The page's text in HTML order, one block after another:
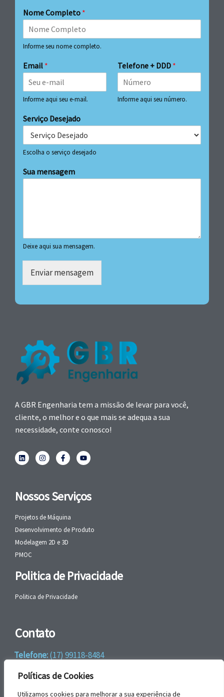
Políticas de Cookies
Utilizamos cookies para melhorar a sua experiência de
Nome Completo *
Informe seu nome completo.
Email *
Informe aqui seu e-mail.
Telefone + DDD *
Informe aqui seu número.
Serviço Desejado
Escolha o serviço desejado
Sua mensagem
Deixe aqui sua mensagem.
Enviar mensagem
A GBR Engenharia tem a missão de levar para você,
cliente, o melhor e o que mais se adequa a sua
necessidade, conte conosco!
Nossos Serviços
Projetos de Máquina
Desenvolvimento de Produto
Modelagem 2D e 3D
PMOC
Politica de Privacidade
Politica de Privacidade
Contato
Telefone:(17) 99118-8484
WhatsApp:+55 (17) 99118-8484
email:faleconosco@gbrengenharia.com